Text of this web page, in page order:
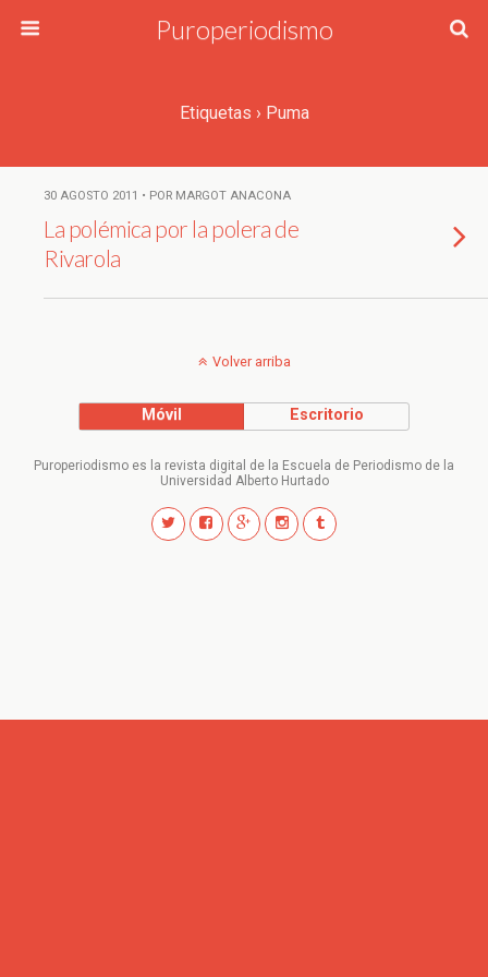
Puroperiodismo
Etiquetas › Puma
30 AGOSTO 2011 • POR MARGOT ANACONA
La polémica por la polera de
Rivarola
Volver arriba
Móvil Escritorio
Puroperiodismo es la revista digital de la Escuela de Periodismo de la
Universidad Alberto Hurtado